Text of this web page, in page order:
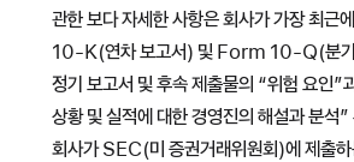
관한 보다 자세한 사항은 회사가 가장 최
10-K(연차 보고서) 및 Form 10-Q(분기
정기 보고서 및 후속 제출물의 “위험 요인”
상황 및 실적에 대한 경영진의 해설과 분석
회사가 SEC(미 증권거래위원회)에 제출